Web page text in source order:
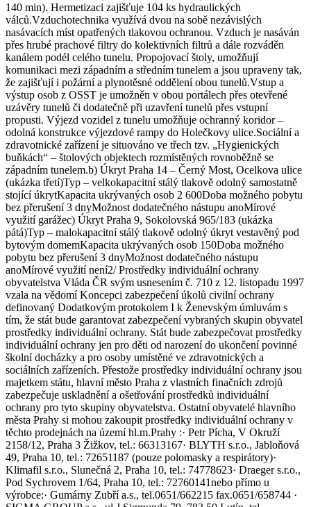
140 min). Hermetizaci zajišťuje 104 ks hydraulických
válců.Vzduchotechnika využívá dvou na sobě nezávislých
nasávacích míst opatřených tlakovou ochranou. Vzduch je nasáván
přes hrubé prachové filtry do kolektivních filtrů a dále rozváděn
kanálem podél celého tunelu. Propojovací štoly, umožňují
komunikaci mezi západním a středním tunelem a jsou upraveny tak,
že zajišťují i požární a plynotěsné oddělení obou tunelů.Vstup a
výstup osob z OSST je umožněn v obou portálech přes otevřené
uzávěry tunelů či dodatečně při uzavření tunelů přes vstupní
propusti. Výjezd vozidel z tunelu umožňuje ochranný koridor –
odolná konstrukce výjezdové rampy do Holečkovy ulice.Sociální a
zdravotnické zařízení je situováno ve třech tzv. „Hygienických
buňkách“ – štolových objektech rozmístěných rovnoběžně se
západním tunelem.b) Úkryt Praha 14 – Černý Most, Ocelkova ulice
(ukázka třetí)Typ – velkokapacitní stálý tlakově odolný samostatně
stojící úkrytKapacita ukrývaných osob 2 600Doba možného pobytu
bez přerušení 3 dnyMožnost dodatečného nástupu anoMírové
využití garážec) Úkryt Praha 9, Sokolovská 965/183 (ukázka
pátá)Typ – malokapacitní stálý tlakově odolný úkryt vestavěný pod
bytovým domemKapacita ukrývaných osob 150Doba možného
pobytu bez přerušení 3 dnyMožnost dodatečného nástupu
anoMírové využití není2/ Prostředky individuální ochrany
obyvatelstva Vláda ČR svým usnesením č. 710 z 12. listopadu 1997
vzala na vědomí Koncepci zabezpečení úkolů civilní ochrany
definovaný Dodatkovým protokolem I k Ženevským úmluvám s
tím, že stát bude garantovat zabezpečení vybraných skupin obyvatel
prostředky individuální ochrany. Stát bude zabezpečovat prostředky
individuální ochrany jen pro děti od narození do ukončení povinné
školní docházky a pro osoby umístěné ve zdravotnických a
sociálních zařízeních. Přestože prostředky individuální ochrany jsou
majetkem státu, hlavní město Praha z vlastních finačních zdrojů
zabezpečuje uskladnění a ošetřování prostředků individuální
ochrany pro tyto skupiny obyvatelstva. Ostatní obyvatelé hlavního
města Prahy si mohou zakoupit prostředky individuální ochrany v
těchto prodejnách na území hl.m.Prahy :· Petr Pícha, V Okruží
2158/12, Praha 3 Žižkov, tel.: 66313167· BLYTH s.r.o., Jabloňová
49, Praha 10, tel.: 72651187 (pouze polomasky a respirátory)·
Klimafil s.r.o., Slunečná 2, Praha 10, tel.: 74778623· Draeger s.r.o.,
Pod Sychrovem 1/64, Praha 10, tel.: 72760141nebo přímo u
výrobce:· Gumárny Zubří a.s., tel.0651/662215 fax.0651/658744 ·